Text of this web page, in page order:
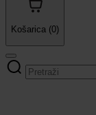
Košarica (0)